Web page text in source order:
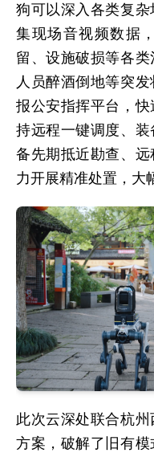
狗可以深入各类复
集现场音视频数据
留、设施破损等各
人员醉酒倒地等突
报公安指挥平台，
持远程一键调度、
备先期抵近勘查、
力开展精准处置，大
此次云深处联合杭
方案，破解了旧有